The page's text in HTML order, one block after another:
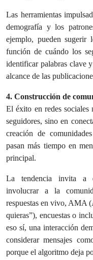
Las herramientas
demografía y los
ejemplo, pueden sugerir
función de cuándo los
identificar palabras clave
alcance de las
4. Construcción de
El éxito en redes sociales
seguidores, sino en
creación de
pasan más tiempo en
principal.
La tendencia invita a
involucrar a la
respuestas en vivo, AMA
quieras”), encuestas o
eso sí, una interacción
considerar mensajes
porque el algoritmo deja